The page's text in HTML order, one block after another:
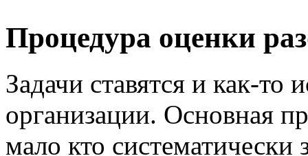
Процедура оценки
Задачи ставятся и как-
организации. Основная
мало кто систематически